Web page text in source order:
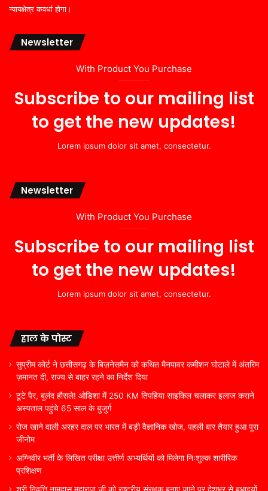
न्यायक्षेत्र कवर्धा होगा।
Newsletter
With Product You Purchase
Subscribe to our mailing list
to get the new updates!
Lorem ipsum dolor sit amet, consectetur.
Newsletter
With Product You Purchase
Subscribe to our mailing list
to get the new updates!
Lorem ipsum dolor sit amet, consectetur.
हाल के पोस्ट
सुप्रीम कोर्ट ने छत्तीसगढ़ के बिज़नेसमैन को कथित मैनपावर कमीशन घोटाले में अंतरिम
ज़मानत दी, राज्य से बाहर रहने का निर्देश दिया
टूटे पैर, बुलंद हौसले! ओडिशा में 250 KM तिपहिया साइकिल चलाकर इलाज कराने
अस्पताल पहुंचे 65 साल के बुजुर्ग
रोज खाने वाली अरहर दाल पर भारत में बड़ी वैज्ञानिक खोज, पहली बार तैयार हुआ पूरा
जीनोम
अग्निवीर भर्ती के लिखित परीक्षा उत्तीर्ण अभ्यर्थियों को मिलेगा निःशुल्क शारीरिक
प्रशिक्षण
श्री निवृत्ति नामदास महाराज जी को राष्ट्रीय संरक्षक बनाए जाने पर देशभर से बधाइयों